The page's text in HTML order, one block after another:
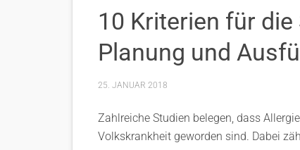
10 Kriterien für
Planung und
25. JANUAR 2018
Zahlreiche Studien belegen, dass
Volkskrankheit geworden sind. Dabei